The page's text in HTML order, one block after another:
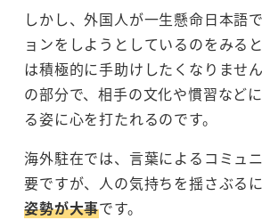
しかし、外国人が一生懸命日本語
ョンをしようとしているのをみる
は積極的に手助けしたくなりませ
の部分で、相手の文化や慣習など
る姿に心を打たれるのです。
海外駐在では、言葉によるコミュ
要ですが、人の気持ちを揺さぶるに
姿勢が大事です。